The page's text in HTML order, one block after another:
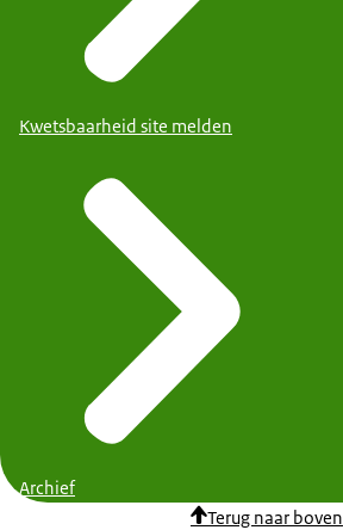
Kwetsbaarheid site melden
Archief
Terug naar boven